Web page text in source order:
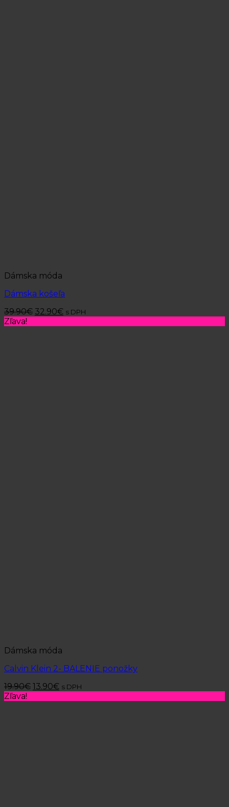
Dámska móda
Dámska košeľa
39.90€ 32.90€ s DPH
Zľava!
Dámska móda
Calvin Klein 2- BALENIE ponožky
19.90€ 13.90€ s DPH
Zľava!